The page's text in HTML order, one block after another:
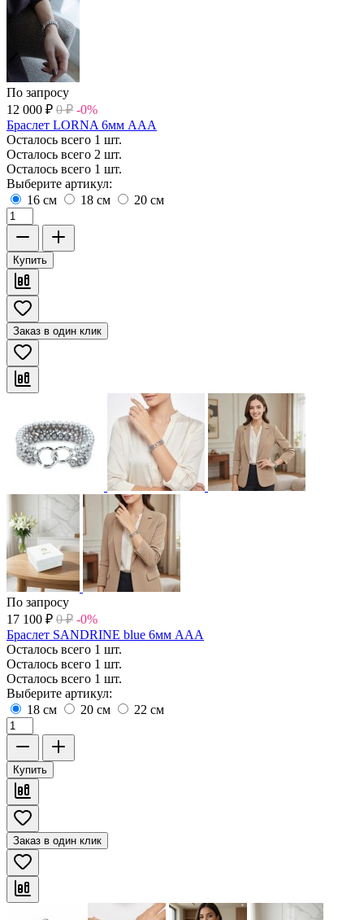
По запросу
12 000 ₽ 0 ₽ -0%
Браслет LORNA 6мм ААА
Осталось всего 1 шт.
Осталось всего 2 шт.
Осталось всего 1 шт.
Выберите артикул:
16 см
18 см 20 см
Купить
Заказ в один клик
По запросу
17 100 ₽ 0 ₽ -0%
Браслет SANDRINE blue 6мм ААА
Осталось всего 1 шт.
Осталось всего 1 шт.
Осталось всего 1 шт.
Выберите артикул:
18 см
20 см 22 см
Купить
Заказ в один клик